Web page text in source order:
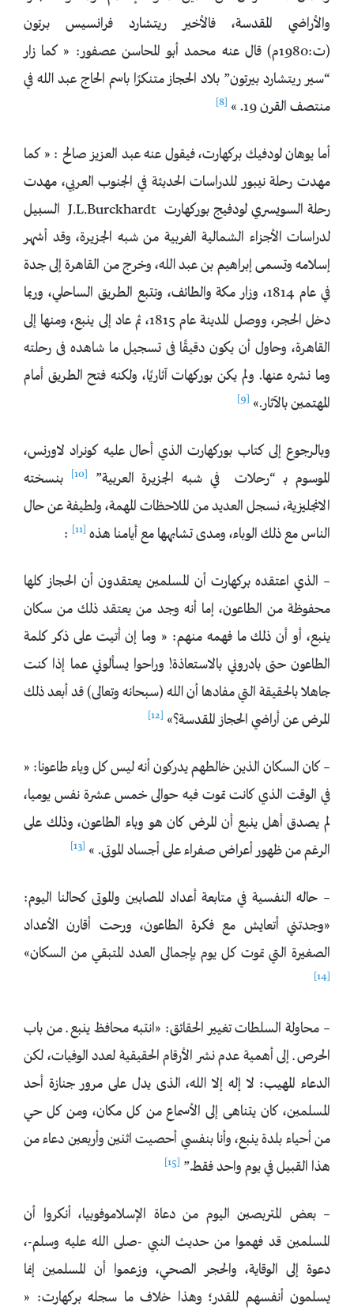
والأراضي المقدسة، فالأخير ريتشارد فرانسيس برتون
(ت:1980م) قال عنه محمد أبو المحاسن عصفور: « كما زار
“سير ريتشارد بيرتون” بلاد الحجاز متنكرًا باسم الحاج عبد الله في
منتصف القرن 19. »
[8]
أما يوهان لودفيك بركهارت، فيقول عنه عبد العزيز صالح : « كما
مهدت رحلة نيبور للدراسات الحديثة في الجنوب العربي، مهدت
رحلة السويسري لودفيج بوركهارت J.L.Burckhardt السبيل
لدراسات الأجزاء الشمالية الغربية من شبه الجزيرة، وقد أشهر
إسلامه وتسمى إبراهيم بن عبد الله، وخرج من القاهرة إلى جدة
في عام 1814، وزار مكة والطائف، وتتبع الطريق الساحلي، وربما
دخل الحجر، ووصل المدينة عام 1815، ثم عاد إلى ينبع، ومنها إلى
القاهرة، وحاول أن يكون دقيقًا فى تسجيل ما شاهده فى رحلته
وما نشره عنها. ولم يكن بوركهات آثاريًا، ولكنه فتح الطريق أمام
المهتمين بالآثار.» [9]
وبالرجوع إلى كتاب بوركهارت الذي أحال عليه كونراد لاورنس،
الموسوم بـ “رحلات في شبه الجزيرة العربية”
[10]
بنسخته
الانجليزية، نسجل العديد من الملاحظات المهمة، ولطيفة عن حال
الناس مع ذلك الوباء، ومدى تشابهها مع أيامنا هذه [11]
:
– الذي اعتقده بركهارت أن المسلمين يعتقدون أن الحجاز كلها
محفوظة من الطاعون، إما أنه وجد من يعتقد ذلك من سكان
ينبع، أو أن ذلك ما فهمه منهم: « وما إن أتيت على ذكر كلمة
الطاعون حتى بادروني بالاستعاذة! وراحوا يسألوني عما إذا كنت
جاهلا بالحقيقة التي مفادها أن الله (سبحانه وتعالى) قد أبعد ذلك
المرض عن أراضي الحجاز المقدسة؟» [12]
– كان السكان الذين خالطهم يدركون أنه ليس كل وباء طاعونا: «
في الوقت الذي كانت تموت فيه حوالى خمس عشرة نفس يوميا،
لم يصدق أهل ينبع أن المرض كان هو وباء الطاعون، وذلك على
الرغم من ظهور أعراض صفراء على أجساد الموتى. » [13]
– حاله النفسية في متابعة أعداد المصابين والموتى كحالنا اليوم:
«وجدتني أتعايش مع فكرة الطاعون، ورحت أقارن الأعداد
الصغيرة التي تموت كل يوم بإجمالى العدد المتبقي من السكان»
[14]
– محاولة السلطات تغيير الحقائق: «انتبه محافظ ينبع ـ من باب
الحرص ـ إلى أهمية عدم نشر الأرقام الحقيقية لعدد الوفيات، لكن
الدعاء المهيب: لا إله إلا الله، الذى يدل على مرور جنازة أحد
المسلمين، كان يتناهى إلى الأسماع من كل مكان، ومن كل حي
من أحياء بلدة ينبع، وأنا بنفسي أحصيت اثنين وأربعين دعاء من
هذا القبيل في يوم واحد فقط.” [15]
– بعض المتربصين اليوم من دعاة الإسلاموفوبيا، أنكروا أن
المسلمين قد فهموا من حديث النبي -صلى الله عليه وسلم-،
دعوة إلى الوقاية، والحجر الصحي، وزعموا أن المسلمين إنما
يسلمون أنفسهم للقدر؛ وهذا خلاف ما سجله بركهارت: «